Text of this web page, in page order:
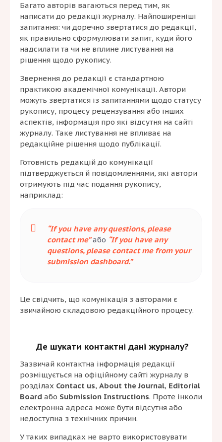
Багато авторів вагаються перед тим, як
написати до редакції журналу. Найпоширеніші
запитання: чи доречно звертатися до редакції,
як правильно сформулювати запит, куди його
надсилати та чи не вплине листування на
рішення щодо рукопису.
Звернення до редакції є стандартною
практикою академічної комунікації. Автори
можуть звертатися із запитаннями щодо статусу
рукопису, процесу рецензування або інших
аспектів, інформація про які відсутня на сайті
журналу. Таке листування не впливає на
редакційне рішення щодо публікації.
Готовність редакцій до комунікації
підтверджується й повідомленнями, які автори
отримують під час подання рукопису,
наприклад:
“If you have any questions, please
contact me”або “If you have any
questions, please contact me from your
submission dashboard.”
Це свідчить, що комунікація з авторами є
звичайною складовою редакційного процесу.
Де шукати контактні дані журналу?
Зазвичай контактна інформація редакції
розміщується на офіційному сайті журналу в
розділах Contact us, About the Journal, Editorial
Board або Submission Instructions. Проте інколи
електронна адреса може бути відсутня або
недоступна з технічних причин.
У таких випадках не варто використовувати